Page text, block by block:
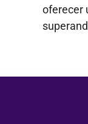
oferecer